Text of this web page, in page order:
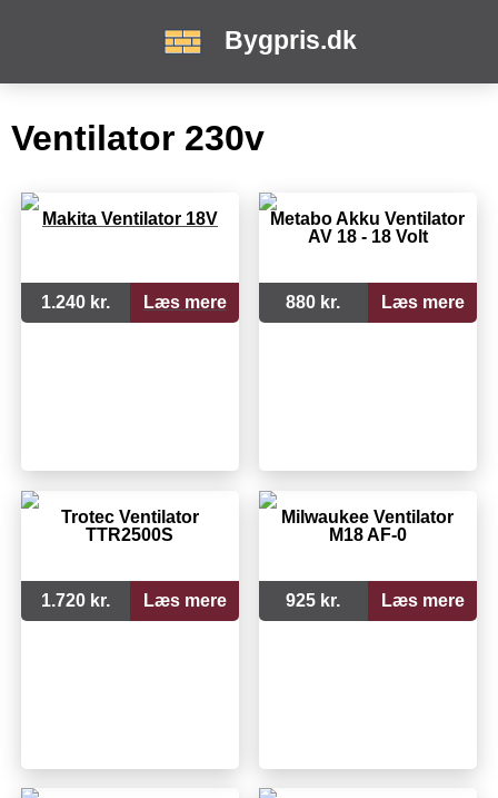
Bygpris.dk
Ventilator 230v
Makita Ventilator 18V
1.240 kr. Læs mere
Metabo Akku Ventilator
AV 18 - 18 Volt
880 kr. Læs mere
Trotec Ventilator
TTR2500S
1.720 kr. Læs mere
Milwaukee Ventilator
M18 AF-0
925 kr. Læs mere